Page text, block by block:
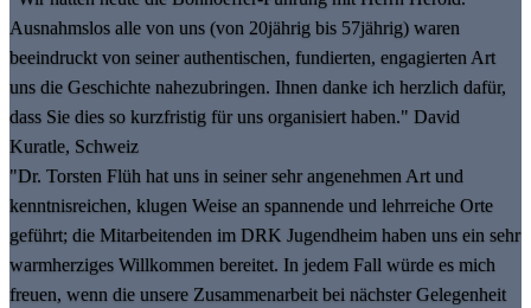
Ausnahmslos alle von uns (von 20jährig bis 57jährig) waren
beeindruckt von seiner authentischen, fundierten, engagierten Art
uns die Geschichte nahezubringen. Ihnen danke ich herzlich dafür,
dass Sie dies so kurzfristig für uns organisiert haben." David
Kuratle, Schweiz
"Dr. Torsten Flüh hat uns in seiner sehr angenehmen Art und
kenntnisreichen, klugen Weise an spannende und lehrreiche Orte
geführt; die Mitarbeitenden im DRK Jugendheim haben uns ein sehr
warmherziges Willkommen bereitet. In jedem Fall würde es mich
freuen, wenn die unsere Zusammenarbeit bei nächster Gelegenheit